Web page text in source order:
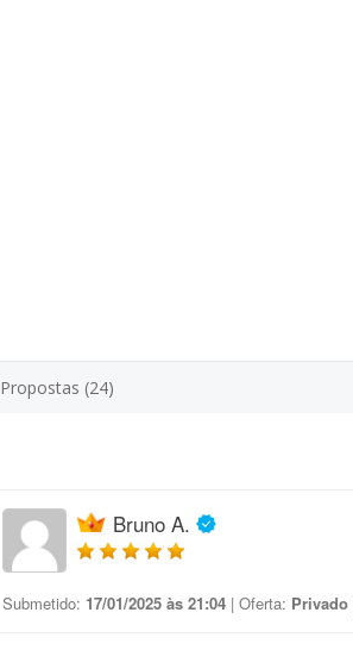
Propostas (24)
Bruno A.
Submetido: 17/01/2025 às 21:04 | Oferta: Privado